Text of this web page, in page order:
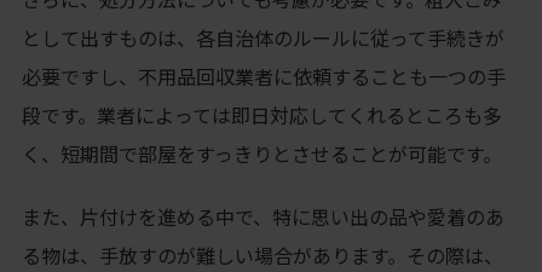
として出すものは、各自治体のルールに従って手続きが
必要ですし、不用品回収業者に依頼することも一つの手
段です。業者によっては即日対応してくれるところも多
く、短期間で部屋をすっきりとさせることが可能です。
また、片付けを進める中で、特に思い出の品や愛着のあ
る物は、手放すのが難しい場合があります。その際は、